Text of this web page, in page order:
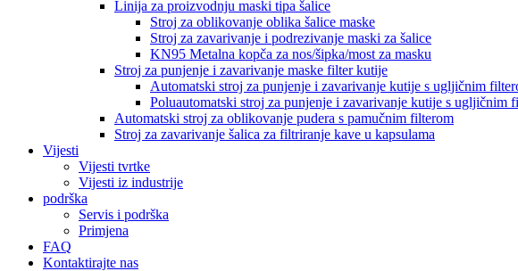
Linija za proizvodnju maski tipa šalice
Stroj za oblikovanje oblika šalice maske
Stroj za zavarivanje i podrezivanje maski za šalice
KN95 Metalna kopča za nos/šipka/most za masku
Stroj za punjenje i zavarivanje maske filter kutije
Automatski stroj za punjenje i zavarivanje kutije s ugljičnim
Poluautomatski stroj za punjenje i zavarivanje kutije s ugljičnim
Automatski stroj za oblikovanje pudera s pamučnim filterom
Stroj za zavarivanje šalica za filtriranje kave u kapsulama
Vijesti
Vijesti tvrtke
Vijesti iz industrije
podrška
Servis i podrška
Primjena
FAQ
Kontaktirajte nas